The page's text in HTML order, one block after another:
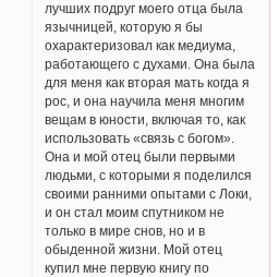
лучших подруг моего отца была
язычницей, которую я бы
охарактеризовал как медиума,
работающего с духами. Она была
для меня как вторая мать когда я
рос, и она научила меня многим
вещам в юности, включая то, как
использовать «связь с богом».
Она и мой отец были первыми
людьми, с которыми я поделился
своими ранними опытами с Локи,
и он стал моим спутником не
только в мире снов, но и в
обыденной жизни. Мой отец
купил мне первую книгу по